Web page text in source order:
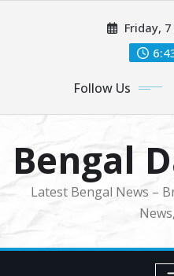
Friday,
Follow Us
Bengal
Latest Bengal News –